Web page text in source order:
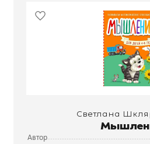
Светлана
Автор